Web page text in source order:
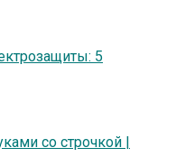
5
со строчкой |